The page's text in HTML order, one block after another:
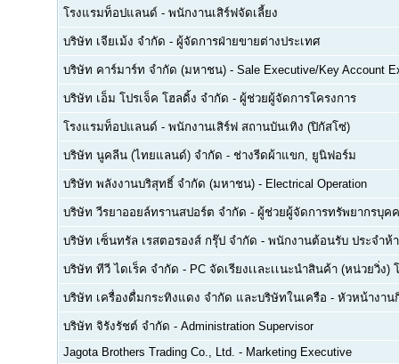
โรงแรมท็อปแลนด์ - พนักงานเสิร์ฟจัดเลี้ยง
บริษัท เจียเม้ง จำกัด - ผู้จัดการฝ่ายขายต่างประเทศ
บริษัท คาร์มาร์ท จำกัด (มหาชน) - Sale Executive/Key Account
บริษัท เอ็ม โปรเจ็ค โฮลดิ้ง จำกัด - ผู้ช่วยผู้จัดการโครงการ
โรงแรมท็อปแลนด์ - พนักงานเสิร์ฟ สถานบันเทิง (ปิกัสโซ่)
บริษัท นูคลีน (ไทยแลนด์) จำกัด - ช่างรีดผ้าแขก, ยูนิฟอร์ม
บริษัท พลังงานบริสุทธิ์ จำกัด (มหาชน) - Electrical Operation
บริษัท วีรยาออยล์ทรานสปอร์ต จำกัด - ผู้ช่วยผู้จัดการทรัพยากรบุค
บริษัท เซ็นทรัล เรสตอรองส์ กรุ๊ป จำกัด - พนักงานต้อนรับ ประจำห้
บริษัท ทีวี ไดเร็ค จำกัด - PC จัดเรียงเเละเเนะนำสินค้า (หน่วยวิ่ง
บริษัท เครื่องดื่มกระทิงแดง จำกัด และบริษัทในเครือ - หัวหน้างาน
บริษัท จิรังรัชต์ จำกัด - Administration Supervisor
Jagota Brothers Trading Co., Ltd. - Marketing Executive